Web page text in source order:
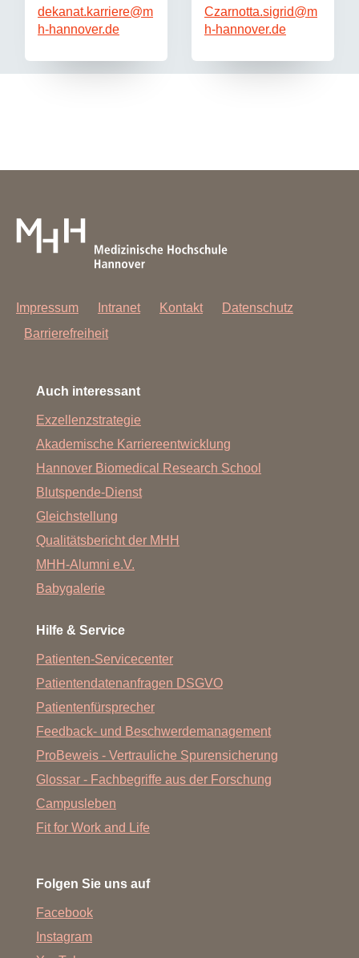
dekanat.karriere@m
h-hannover.de
Czarnotta.sigrid@m
h-hannover.de
Impressum Intranet Kontakt
Datenschutz
Barrierefreiheit
Auch interessant
Exzellenzstrategie
Akademische Karriereentwicklung
Hannover Biomedical Research School
Blutspende-Dienst
Gleichstellung
Qualitätsbericht der MHH
MHH-Alumni e.V.
Babygalerie
Hilfe & Service
Patienten-Servicecenter
Patientendatenanfragen DSGVO
Patientenfürsprecher
Feedback- und Beschwerdemanagement
ProBeweis - Vertrauliche Spurensicherung
Glossar - Fachbegriffe aus der Forschung
Campusleben
Fit for Work and Life
Folgen Sie uns auf
Facebook
Instagram